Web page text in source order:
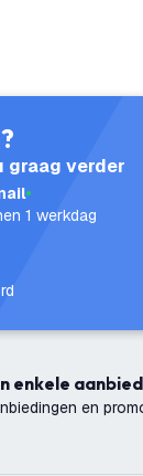
graag verder
1 werkdag
enkele
en